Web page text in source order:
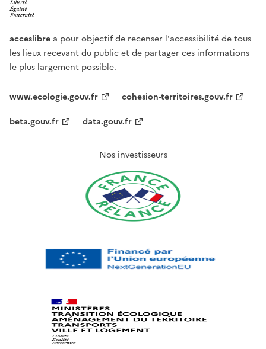
acceslibre a pour objectif de recenser l'accessibilité de tous
les lieux recevant du public et de partager ces informations
le plus largement possible.
www.ecologie.gouv.fr
cohesion-territoires.gouv.fr
beta.gouv.fr
data.gouv.fr
Nos investisseurs